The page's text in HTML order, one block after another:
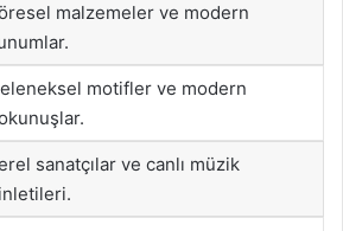
malzemeler ve modern
motifler ve modern
sanatçılar ve canlı müzik